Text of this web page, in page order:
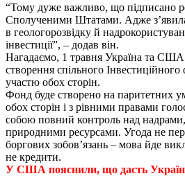
“Тому дуже важливо, що підписано
Сполученими Штатами. Адже
в геологорозвідку й
інвестиції”, – додав він.
Нагадаємо, 1 травня Україна та
створення спільного
участю обох сторін.
Фонд буде створено на паритетних
обох сторін і з рівними правами
собою повний контроль над
природними ресурсами. Угода не
боргових зобов’язань – мова йде
не кредити.
У США пояснили, що дасть